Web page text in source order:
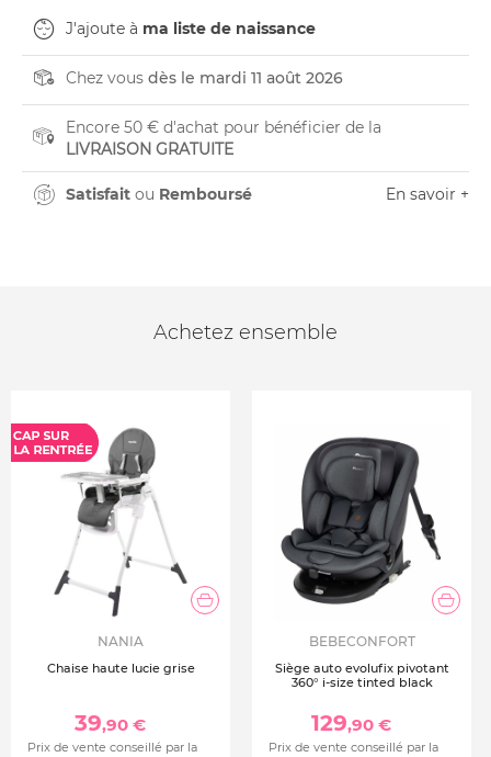
J'ajoute à ma liste de naissance
Chez vous dès le mardi 11 août 2026
Encore 50 € d'achat pour bénéficier de la
LIVRAISON GRATUITE
Satisfait ou Remboursé En savoir +
Achetez ensemble
NANIA
Chaise haute lucie grise
39,90 €
Prix de vente conseillé par la
BEBECONFORT
Siège auto evolufix pivotant
360° i-size tinted black
129,90 €
Prix de vente conseillé par la